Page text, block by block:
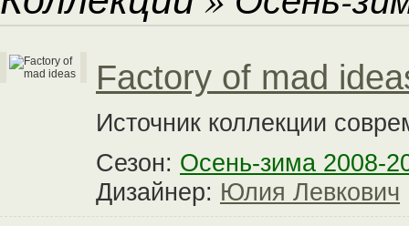
Factory of mad
Источник коллекции
Сезон: Осень-зима 2008-
Дизайнер: Юлия Левкович